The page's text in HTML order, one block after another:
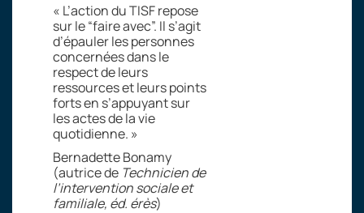
« L’action du TISF repose
sur le “faire avec”. Il s’agit
d’épauler les personnes
concernées dans le
respect de leurs
ressources et leurs points
forts en s’appuyant sur
les actes de la vie
quotidienne. »
Bernadette Bonamy
(autrice de Technicien de
l’intervention sociale et
familiale, éd. érès)